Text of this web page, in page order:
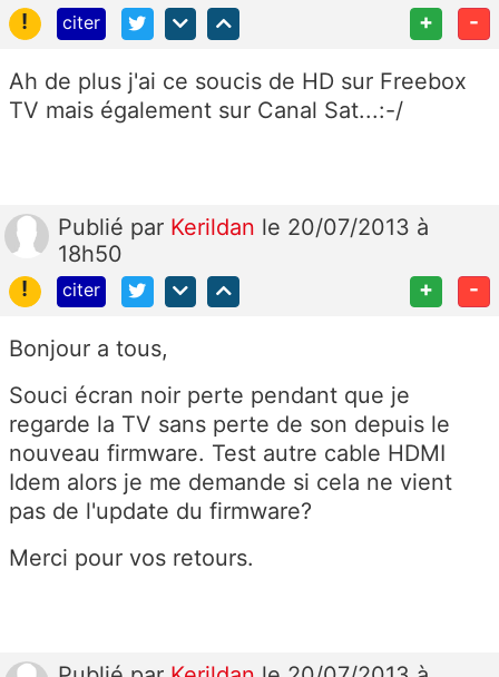
!
citer + -
Ah de plus j'ai ce soucis de HD sur Freebox
TV mais également sur Canal Sat...:-/
Publié par Kerildan le 20/07/2013 à
18h50
!
citer + -
Bonjour a tous,
Souci écran noir perte pendant que je
regarde la TV sans perte de son depuis le
nouveau firmware. Test autre cable HDMI
Idem alors je me demande si cela ne vient
pas de l'update du firmware?
Merci pour vos retours.